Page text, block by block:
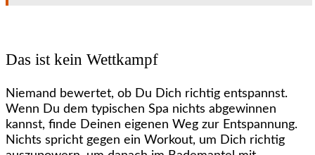
Das ist kein Wettkampf
Niemand bewertet, ob Du Dich richtig entspannst.
Wenn Du dem typischen Spa nichts abgewinnen
kannst, finde Deinen eigenen Weg zur Entspannung.
Nichts spricht gegen ein Workout, um Dich richtig